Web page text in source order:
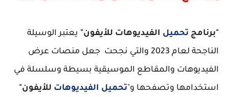
"برنامج تحميل الفيديوهات للأيفون" يعتبر الوسيلة
الناجحة لعام 2023 والتي نجحت جعل منصات عرض
الفيديوهات والمقاطع الموسيقية بسيطة وسلسلة في
استخدامها وتصفحها و"تحميل الفيديوهات للأيفون"